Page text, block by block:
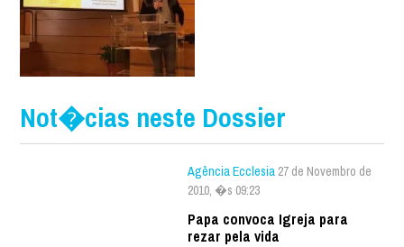
Not�cias neste Dossier
Agência Ecclesia 27 de Novembro de
2010, �s 09:23
Papa convoca Igreja para
rezar pela vida